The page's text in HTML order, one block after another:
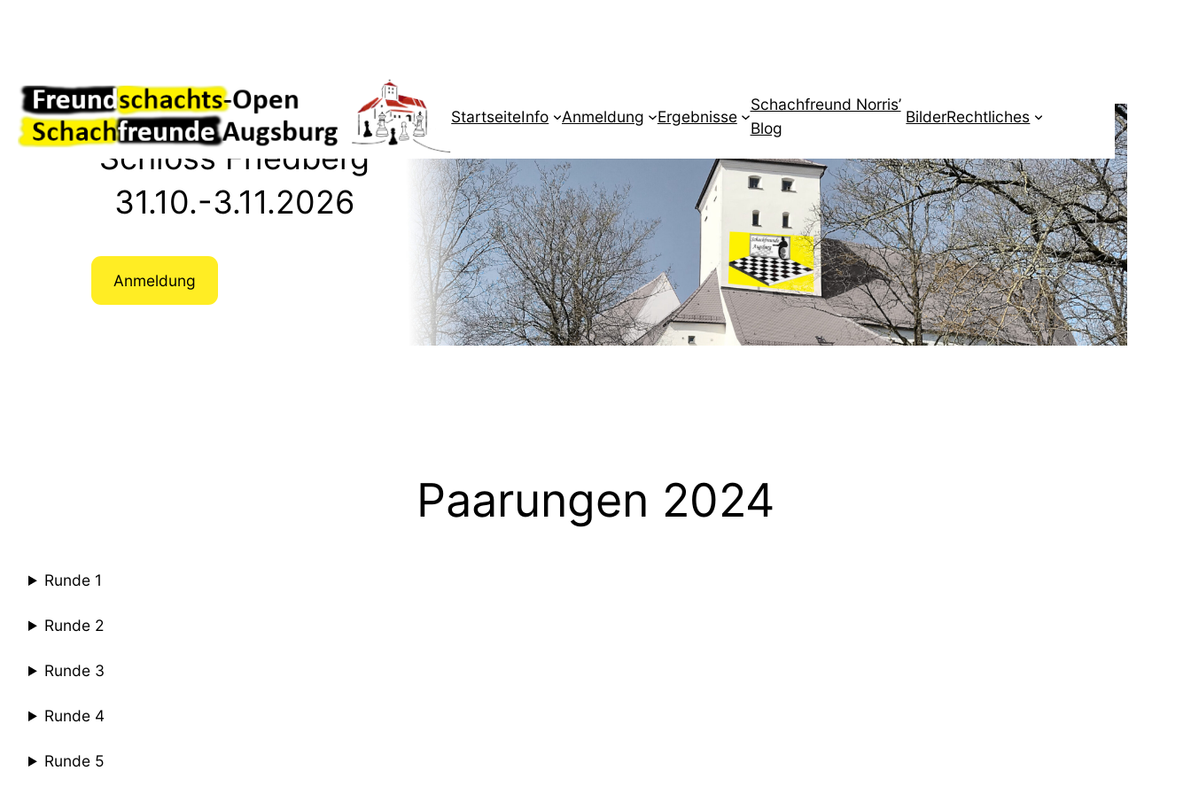
wechseln
StartseiteInfo Anmeldung Ergebnisse
Schachfreund Norris’
Blog
BilderRechtliches
Schloss Friedberg
31.10.-3.11.2026
Anmeldung
Paarungen 2024
Runde 1
Runde 2
Runde 3
Runde 4
Runde 5